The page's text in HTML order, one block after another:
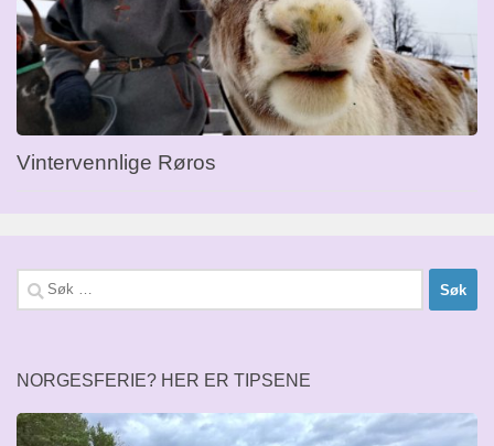
Vintervennlige Røros
Søk
etter:
NORGESFERIE? HER ER TIPSENE